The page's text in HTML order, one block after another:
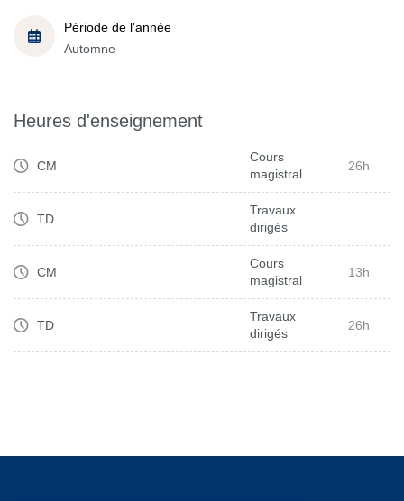
Période de l'année
Automne
Heures d'enseignement
CM
Cours
magistral
26h
TD
Travaux
dirigés
CM
Cours
magistral
13h
TD
Travaux
dirigés
26h